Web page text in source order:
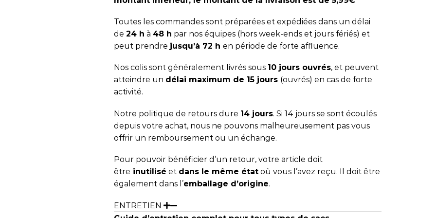
Toutes les commandes sont préparées et expédiées dans un délai
de 24 h à 48 h par nos équipes (hors week-ends et jours fériés) et
peut prendre jusqu’à 72 h en période de forte affluence.
Nos colis sont généralement livrés sous 10 jours ouvrés, et peuvent
atteindre un délai maximum de 15 jours (ouvrés) en cas de forte
activité.
Notre politique de retours dure 14 jours. Si 14 jours se sont écoulés
depuis votre achat, nous ne pouvons malheureusement pas vous
offrir un remboursement ou un échange.
Pour pouvoir bénéficier d’un retour, votre article doit
être inutilisé et dans le même état où vous l’avez reçu. Il doit être
également dans l’emballage d’origine.
ENTRETIEN